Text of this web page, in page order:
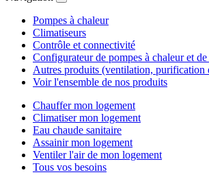
Pompes à chaleur
Climatiseurs
Contrôle et connectivité
Configurateur de pompes à chaleur et
Autres produits (ventilation, purification
Voir l'ensemble de nos produits
Chauffer mon logement
Climatiser mon logement
Eau chaude sanitaire
Assainir mon logement
Ventiler l'air de mon logement
Tous vos besoins